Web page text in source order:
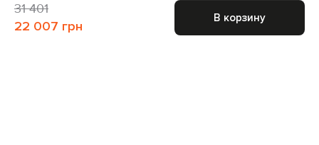
31 401
22 007 грн
В корзину